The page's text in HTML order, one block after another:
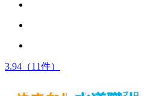
3.94 （11件）